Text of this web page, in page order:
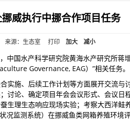
威执行中挪合作项目任务
来源：生态室 打印 加大 减小
国水产科学研究院黄海水产研究所蒋
Governance, EAG）”相关任务。
实施、后续工作计划等方面展开交流与
讨论、确定项目年会会议形式、会议日
生理生态响应现场实验；考察大西洋鲑
监测系统）在挪威鱼类网箱养殖环境